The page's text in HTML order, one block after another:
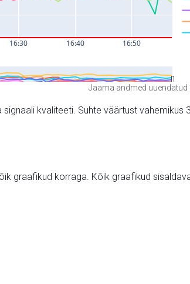
Jaama andmed
kvaliteeti. Suhte väärtust vahemikus
graafikud korraga. Kõik graafikud